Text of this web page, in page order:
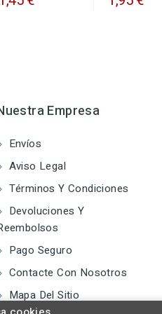
Empresa
Envíos
Aviso Legal
Términos Y Condiciones
Devoluciones Y
Pago Seguro
Contacte Con Nosotros
Mapa Del Sitio